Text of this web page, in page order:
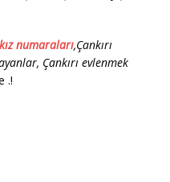
kız numaraları,Çankırı
Çankırı evlenmek
.!